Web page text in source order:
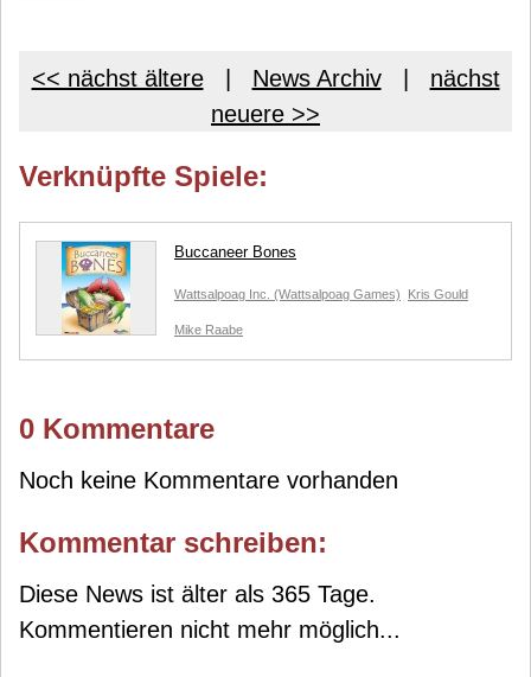
<< nächst ältere| News Archiv| nächst
neuere >>
Verknüpfte Spiele:
Buccaneer Bones
Wattsalpoag Inc. (Wattsalpoag Games) Kris Gould
Mike Raabe
0 Kommentare
Noch keine Kommentare vorhanden
Kommentar schreiben:
Diese News ist älter als 365 Tage.
Kommentieren nicht mehr möglich...